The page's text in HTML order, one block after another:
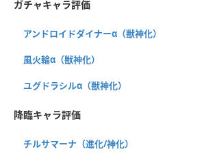
ガチャキャラ評価
アンドロイドダイナーα（獣神化）
風火輪α（獣神化）
ユグドラシルα（獣神化）
降臨キャラ評価
チルサマーナ（進化/神化）